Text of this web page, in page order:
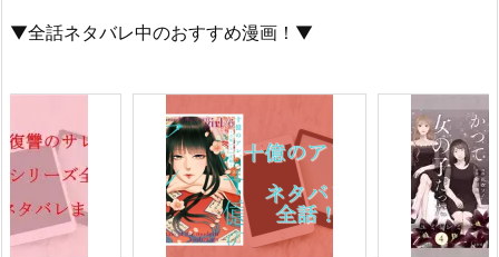
▼全話ネタバレ中のおすすめ漫画！▼